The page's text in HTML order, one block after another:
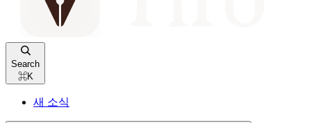
Search
⌘K
새 소식